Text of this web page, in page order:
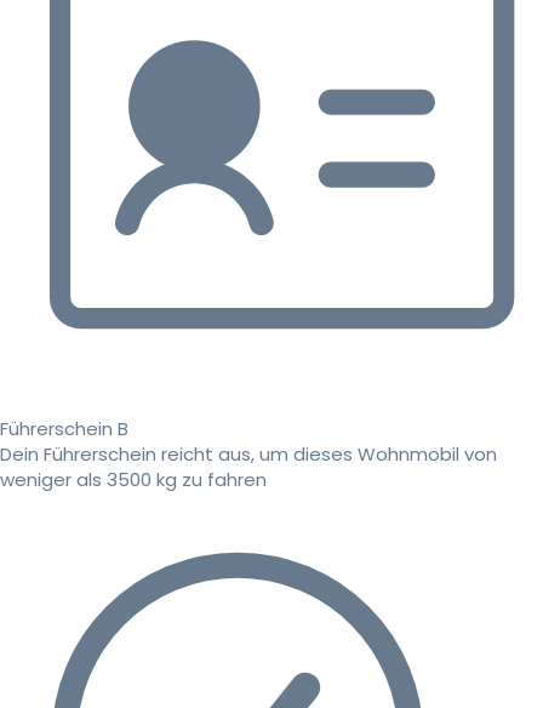
Führerschein B
Dein Führerschein reicht aus, um dieses Wohnmobil von
weniger als 3500 kg zu fahren